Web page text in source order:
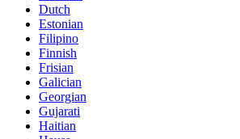
Dutch
Estonian
Filipino
Finnish
Frisian
Galician
Georgian
Gujarati
Haitian